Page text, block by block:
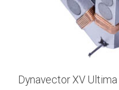
Dynavector XV Ultima